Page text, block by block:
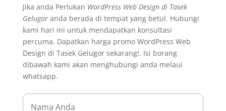
Jika anda Perlukan WordPress Web Design di Tasek
Gelugoranda berada di tempat yang betul. Hubungi
kami hari ini untuk mendapatkan konsultasi
percuma. Dapatkan harga promo WordPress Web
Design di Tasek Gelugor sekarang!. Isi borang
dibawah kami akan menghubungi anda melaui
whatsapp.